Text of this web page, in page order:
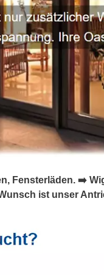
Fensterläden. ➡️
ist unser